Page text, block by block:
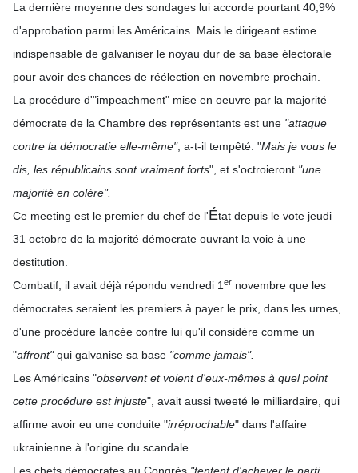
La dernière moyenne des sondages lui accorde pourtant 40,9%
d'approbation parmi les Américains. Mais le dirigeant estime
indispensable de galvaniser le noyau dur de sa base électorale
pour avoir des chances de réélection en novembre prochain.
La procédure d'"impeachment" mise en oeuvre par la majorité
démocrate de la Chambre des représentants est une "attaque
contre la démocratie elle-même", a-t-il tempêté. "Mais je vous le
dis, les républicains sont vraiment forts", et s'octroieront "une
majorité en colère".
Ce meeting est le premier du chef de l'État depuis le vote jeudi
31 octobre de la majorité démocrate ouvrant la voie à une
destitution.
Combatif, il avait déjà répondu vendredi 1 er novembre que les
démocrates seraient les premiers à payer le prix, dans les urnes,
d'une procédure lancée contre lui qu'il considère comme un
"affront"qui galvanise sa base "comme jamais".
Les Américains "observent et voient d'eux-mêmes à quel point
cette procédure est injuste", avait aussi tweeté le milliardaire, qui
affirme avoir eu une conduite "irréprochable" dans l'affaire
ukrainienne à l'origine du scandale.